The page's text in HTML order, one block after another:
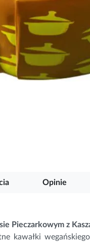
Pieczarkowym z
kawałki
Opinie